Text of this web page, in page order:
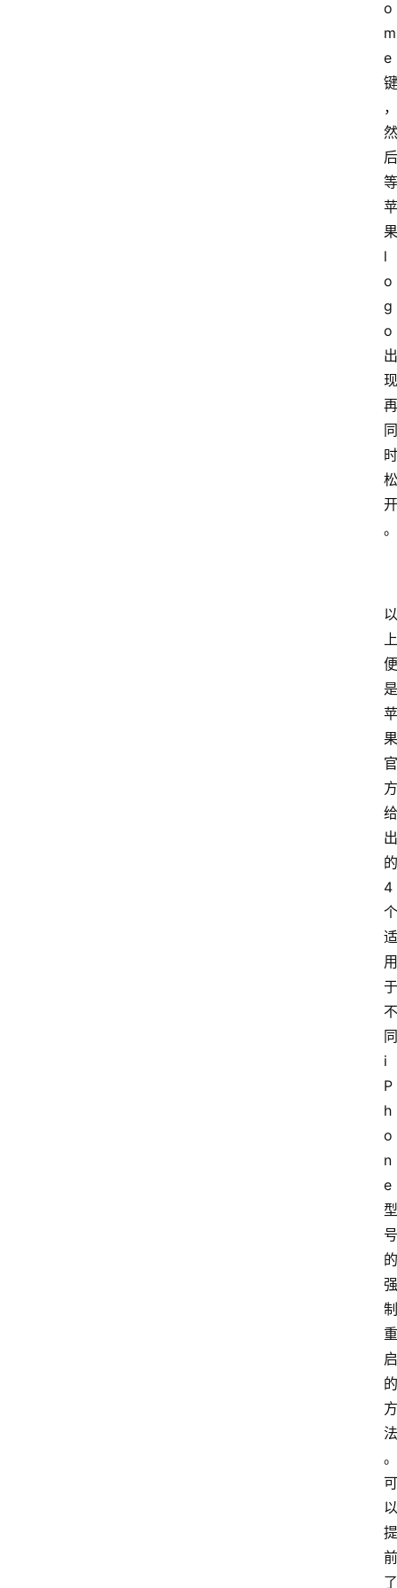
o
m
e
键
，
然
后
等
苹
果
l
o
g
o
出
现
再
同
时
松
开
。
以
上
便
是
苹
果
官
方
给
出
的
4
个
适
用
于
不
同
i
P
h
o
n
e
型
号
的
强
制
重
启
的
方
法
。
可
以
提
前
了